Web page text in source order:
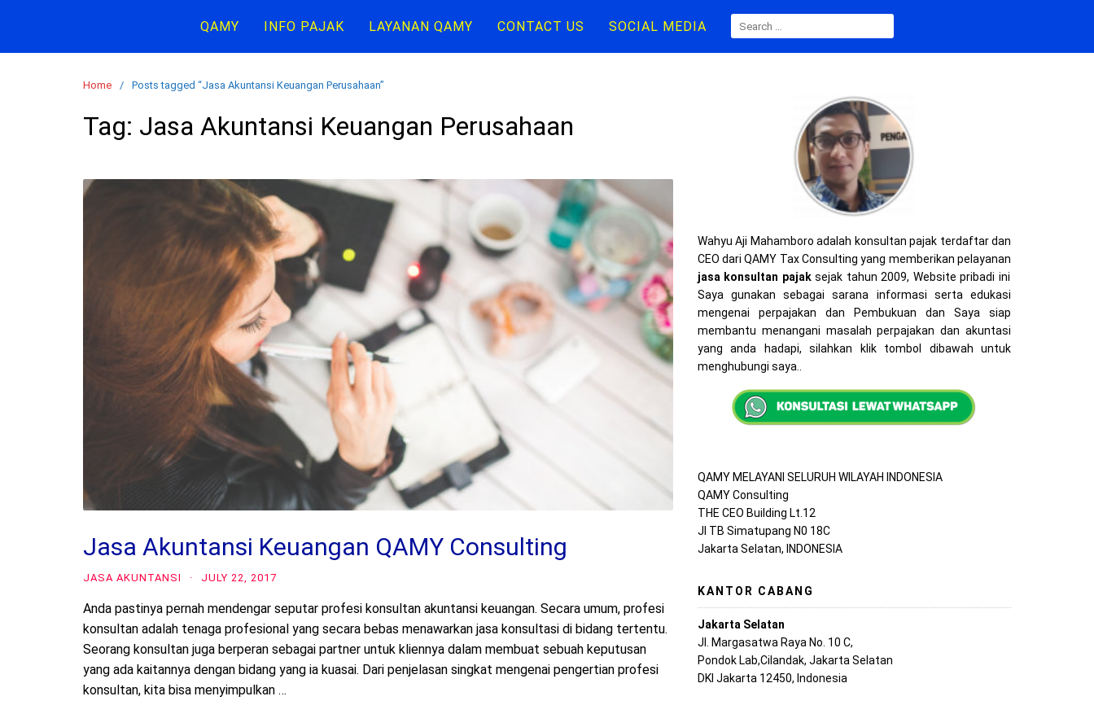
content
QAMY INFO PAJAK LAYANAN QAMY CONTACT US SOCIAL MEDIA
FOR:
Home Posts tagged “Jasa Akuntansi Keuangan Perusahaan”
Tag: Jasa Akuntansi Keuangan Perusahaan
Jasa Akuntansi Keuangan QAMY Consulting
JASA AKUNTANSI · JULY 22, 2017
Anda pastinya pernah mendengar seputar profesi konsultan akuntansi keuangan. Secara umum, profesi
konsultan adalah tenaga profesional yang secara bebas menawarkan jasa konsultasi di bidang tertentu.
Seorang konsultan juga berperan sebagai partner untuk kliennya dalam membuat sebuah keputusan
yang ada kaitannya dengan bidang yang ia kuasai. Dari penjelasan singkat mengenai pengertian profesi
konsultan, kita bisa menyimpulkan …
Wahyu Aji Mahamboro adalah konsultan pajak terdaftar dan
CEO dari QAMY Tax Consulting yang memberikan pelayanan
jasa konsultan pajaksejak tahun 2009, Website pribadi ini
Saya gunakan sebagai sarana informasi serta edukasi
mengenai perpajakan dan Pembukuan dan Saya siap
membantu menangani masalah perpajakan dan akuntasi
yang anda hadapi, silahkan klik tombol dibawah untuk
menghubungi saya..
QAMY MELAYANI SELURUH WILAYAH INDONESIA
QAMY Consulting
THE CEO Building Lt.12
Jl TB Simatupang N0 18C
Jakarta Selatan, INDONESIA
KANTOR CABANG
Jakarta Selatan
Jl. Margasatwa Raya No. 10 C,
Pondok Lab,Cilandak, Jakarta Selatan
DKI Jakarta 12450, Indonesia